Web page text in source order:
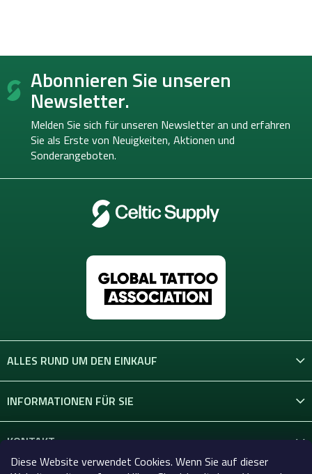
Diese Website verwendet Cookies. Wenn Sie auf dieser
F
ß Abonnieren Sie unseren
Newsletter.
Melden Sie sich für unseren Newsletter an und erfahren
Sie als Erste von Neuigkeiten, Aktionen und
Sonderangeboten.
ALLES RUND UM DEN EINKAUF
INFORMATIONEN FÜR SIE
KONTAKT